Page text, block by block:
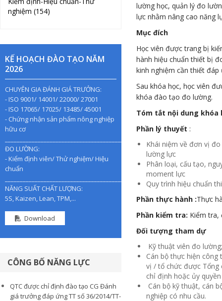
nghiệm (154)
KẾ HOẠCH ĐÀO TẠO NĂM
2026
CHUYÊN GIA ĐÁNH GIÁ TRƯỞNG:
- ISO 9001/ 14001/ 22000/ 27001
- ISO 17065/ 17025/ 13485/ 45001
- Chứng nhận sản phẩm nông nghiệp
hữu cơ
ĐO LƯỜNG:
- Kiểm định viên/ Thử nghiệm/ Hiệu
chuẩn
________________________________________________
NĂNG SUẤT CHẤT LƯỢNG:
5S, Kaizen, Lean, TPM,...
Download
CÔNG BỐ NĂNG LỰC
QTC được chỉ định đào tạo CG Đánh
giá trưởng đáp ứng TT số 36/2014/TT-
lường học, quản lý đo
lực nhằm nâng cao năng
Mục đích
Học viên được trang bị
hành hiệu chuẩn thiết bị
kinh nghiệm cần thiết
Sau khóa học, học viên
khóa đào tạo đo lường.
Tóm tắt nội dung khóa
Phần lý thuyết :
Khái niệm về đơn vị
lường lực
Phân loại, cấu tạo,
moment lực
Quy trình hiệu chuẩn
Phần thực hành :Thực
Phần kiểm tra: Kiểm tra,
Đối tượng tham dự
Kỹ thuật viên đo lường;
Cán bộ thực hiện
vị / tổ chức được Tổng
chỉ định hoặc ủy
Cán bộ kỹ thuật, cán
nghiệp có nhu cầu.